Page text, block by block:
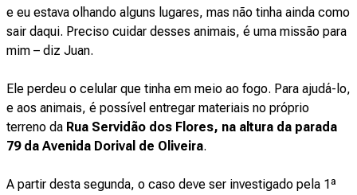
e eu estava olhando alguns lugares, mas não tinha ainda como
sair daqui. Preciso cuidar desses animais, é uma missão para
mim – diz Juan.
Ele perdeu o celular que tinha em meio ao fogo. Para ajudá-lo,
e aos animais, é possível entregar materiais no próprio
terreno da Rua Servidão dos Flores, na altura da parada
79 da Avenida Dorival de Oliveira.
A partir desta segunda, o caso deve ser investigado pela 1ª